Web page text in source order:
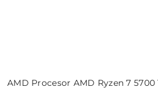
AMD Procesor AMD Ryzen 7 5700